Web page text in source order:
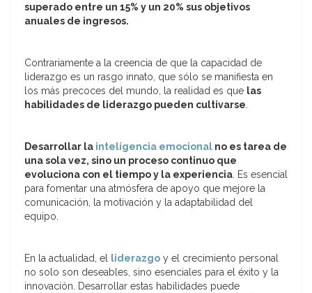
superado entre un 15% y un 20% sus objetivos
anuales de ingresos.
Contrariamente a la creencia de que la capacidad de
liderazgo es un rasgo innato, que sólo se manifiesta en
los más precoces del mundo, la realidad es que las
habilidades de liderazgo pueden cultivarse.
Desarrollar la inteligencia emocional no es tarea de
una sola vez, sino un proceso continuo que
evoluciona con el tiempo y la experiencia. Es esencial
para fomentar una atmósfera de apoyo que mejore la
comunicación, la motivación y la adaptabilidad del
equipo.
En la actualidad, el liderazgo y el crecimiento personal
no solo son deseables, sino esenciales para el éxito y la
innovación. Desarrollar estas habilidades puede